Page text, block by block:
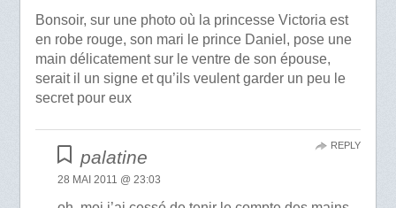
Bonsoir, sur une photo où la princesse Victoria est
en robe rouge, son mari le prince Daniel, pose une
main délicatement sur le ventre de son épouse,
serait il un signe et qu’ils veulent garder un peu le
secret pour eux
palatine
28 MAI 2011 @ 23:03
REPLY